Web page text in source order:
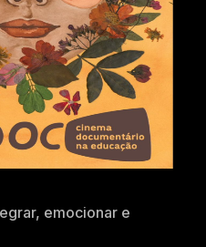
emocionar e